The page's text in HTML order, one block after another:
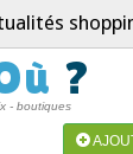
?
- boutiques